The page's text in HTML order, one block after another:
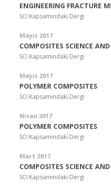
ENGINEERING FRACTURE
SCI Kapsamındaki Dergi
Mayıs 2017
COMPOSITES SCIENCE
SCI Kapsamındaki Dergi
Mayıs 2017
POLYMER COMPOSITES
SCI Kapsamındaki Dergi
Nisan 2017
POLYMER COMPOSITES
SCI Kapsamındaki Dergi
Mart 2017
COMPOSITES SCIENCE
SCI Kapsamındaki Dergi